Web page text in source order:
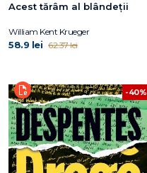
Acest tărâm al blândeții
William Kent Krueger
58.9 lei 62.37 lei
-40%